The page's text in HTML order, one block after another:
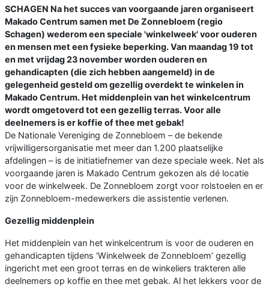
SCHAGEN Na het succes van voorgaande jaren organiseert
Makado Centrum samen met De Zonnebloem (regio
Schagen) wederom een speciale 'winkelweek' voor ouderen
en mensen met een fysieke beperking. Van maandag 19 tot
en met vrijdag 23 november worden ouderen en
gehandicapten (die zich hebben aangemeld) in de
gelegenheid gesteld om gezellig overdekt te winkelen in
Makado Centrum. Het middenplein van het winkelcentrum
wordt omgetoverd tot een gezellig terras. Voor alle
deelnemers is er koffie of thee met gebak!
De Nationale Vereniging de Zonnebloem – de bekende
vrijwilligersorganisatie met meer dan 1.200 plaatselijke
afdelingen – is de initiatiefnemer van deze speciale week. Net als
voorgaande jaren is Makado Centrum gekozen als dé locatie
voor de winkelweek. De Zonnebloem zorgt voor rolstoelen en er
zijn Zonnebloem-medewerkers die assistentie verlenen.
Gezellig middenplein
Het middenplein van het winkelcentrum is voor de ouderen en
gehandicapten tijdens ‘Winkelweek de Zonnebloem’ gezellig
ingericht met een groot terras en de winkeliers trakteren alle
deelnemers op koffie en thee met gebak. Al het lekkers voor de